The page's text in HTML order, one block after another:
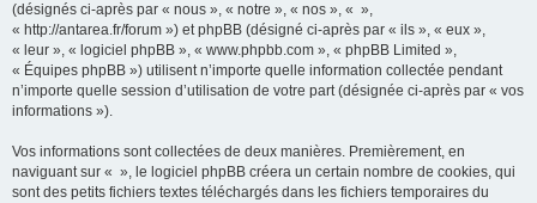
(désignés ci-après par « nous », « notre », « nos », « »,
« http://antarea.fr/forum ») et phpBB (désigné ci-après par « ils », « eux »,
« leur », « logiciel phpBB », « www.phpbb.com », « phpBB Limited »,
« Équipes phpBB ») utilisent n’importe quelle information collectée pendant
n’importe quelle session d’utilisation de votre part (désignée ci-après par « vos
informations »).
Vos informations sont collectées de deux manières. Premièrement, en
naviguant sur « », le logiciel phpBB créera un certain nombre de cookies, qui
sont des petits fichiers textes téléchargés dans les fichiers temporaires du